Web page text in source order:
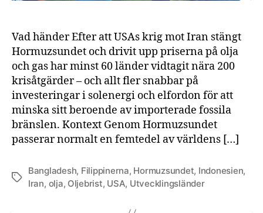
Vad händer Efter att USAs krig mot Iran stängt
Hormuzsundet och drivit upp priserna på olja
och gas har minst 60 länder vidtagit nära 200
krisåtgärder – och allt fler snabbar på
investeringar i solenergi och elfordon för att
minska sitt beroende av importerade fossila
bränslen. Kontext Genom Hormuzsundet
passerar normalt en femtedel av världens […]
Etiketter
Bangladesh, Filippinerna, Hormuzsundet, Indonesien,
Iran, olja, Oljebrist, USA, Utvecklingsländer